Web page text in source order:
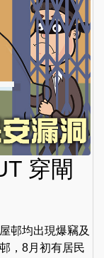
穿閘
邨均出現爆竊及
，8月初有居民